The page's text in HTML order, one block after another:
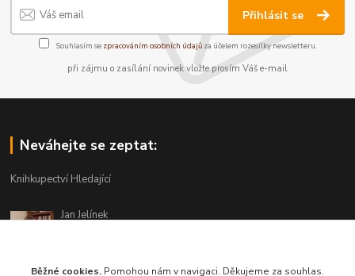
Přihlásit se
Souhlasím se zpracováním osobních údajůza účelem rozesílky newsletteru.
při zájmu o zasílání novinek vložte prosím Váš e-mail
Neváhejte se zeptat:
Knihkupectví Hledající
Jan Jelínek
Běžné cookies. Pomohou nám v navigaci. Děkujeme za souhlas.